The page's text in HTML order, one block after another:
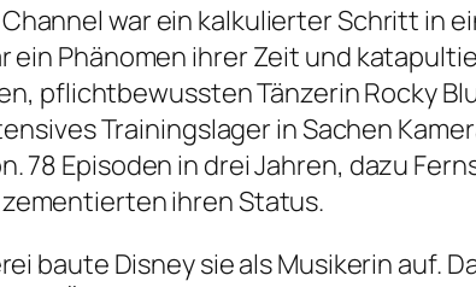
war ein kalkulierter Schritt in
ein Phänomen ihrer Zeit und
pflichtbewussten Tänzerin Rocky
Trainingslager in Sachen
78 Episoden in drei Jahren, dazu
ihren Status.
baute Disney sie als Musikerin auf.